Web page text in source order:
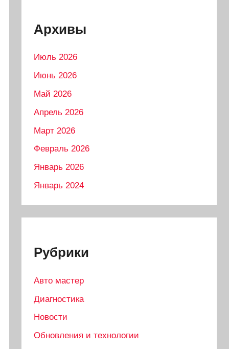
Архивы
Июль 2026
Июнь 2026
Май 2026
Апрель 2026
Март 2026
Февраль 2026
Январь 2026
Январь 2024
Рубрики
Авто мастер
Диагностика
Новости
Обновления и технологии